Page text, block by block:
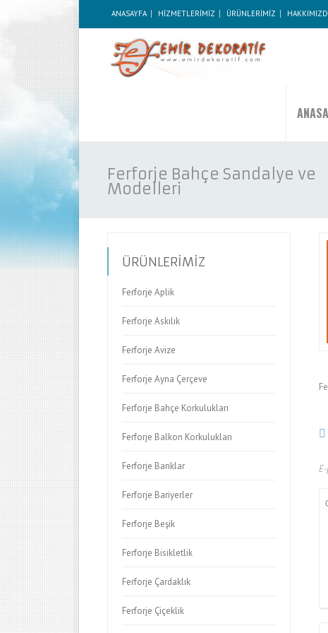
ANASAYFA HİZMETLERİMİZ ÜRÜNLERİMİZ
Ferforje Bahçe Sandalye ve
Modelleri
ÜRÜNLERİMİZ
Ferforje Aplik
Ferforje Askılık
Ferforje Avize
Ferforje Ayna Çerçeve
Ferforje Bahçe Korkulukları
Ferforje Balkon Korkulukları
Ferforje Banklar
Ferforje Bariyerler
Ferforje Beşik
Ferforje Bisikletlik
Ferforje Çardaklık
Ferforje Çiçeklik